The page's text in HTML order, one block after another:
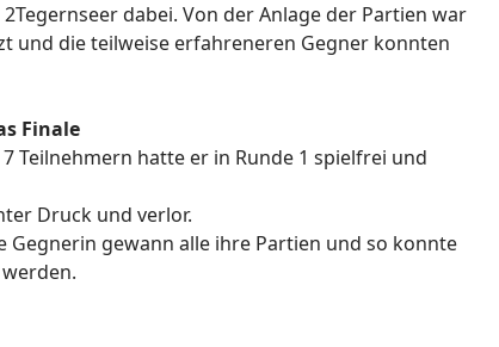
dabei. Von der Anlage der Partien war
und die teilweise erfahreneren Gegner konnten
Finale
Teilnehmern hatte er in Runde 1 spielfrei und
Druck und verlor.
gewann alle ihre Partien und so konnte